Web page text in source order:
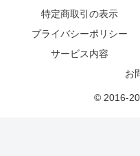
特定商取引の表示
プライバシーポリシー
サービス内容
お
© 2016-